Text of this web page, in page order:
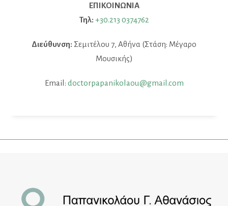
ΕΠΙΚΟΙΝΩΝΙΑ
Τηλ: +30.213 0374762
Διεύθυνση: Σεμιτέλου 7, Αθήνα (Στάση: Μέγαρο
Μουσικής)
Email: doctorpapanikolaou@gmail.com